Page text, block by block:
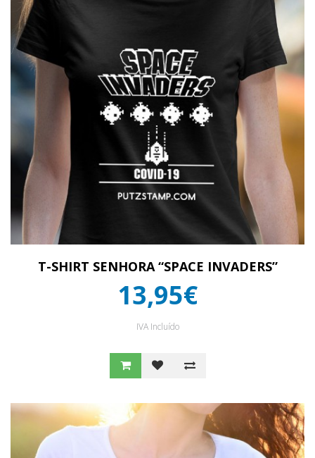
T-SHIRT SENHORA “SPACE INVADERS”
13,95€
IVA Incluído